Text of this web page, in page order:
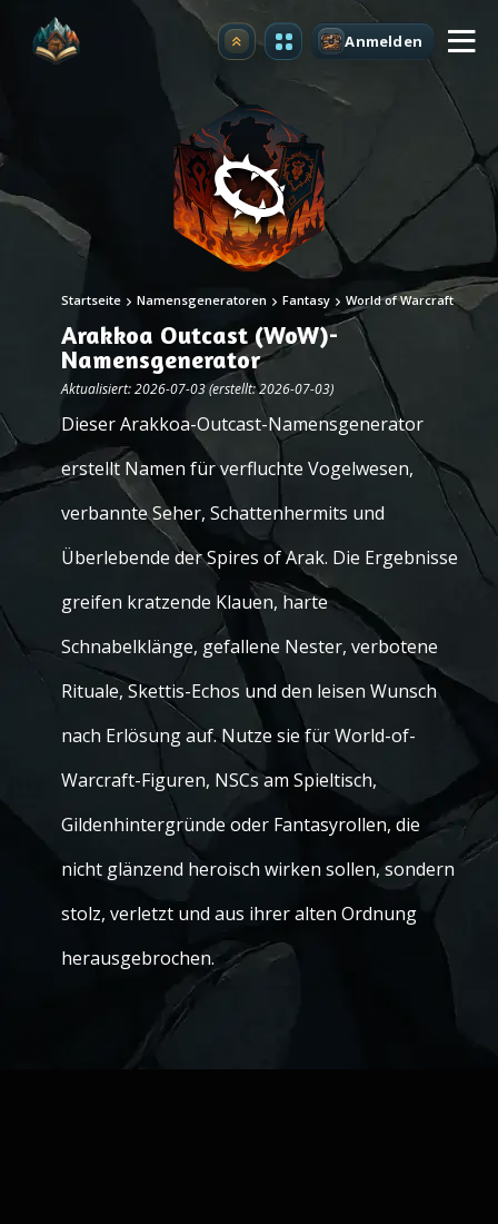
Upgrade Anmelden
Startseite Namensgeneratoren Fantasy World of Warcraft
Arakkoa Outcast (WoW)-
Namensgenerator
Aktualisiert: 2026-07-03 (erstellt: 2026-07-03)
Dieser Arakkoa-Outcast-Namensgenerator
erstellt Namen für verfluchte Vogelwesen,
verbannte Seher, Schattenhermits und
Überlebende der Spires of Arak. Die Ergebnisse
greifen kratzende Klauen, harte
Schnabelklänge, gefallene Nester, verbotene
Rituale, Skettis-Echos und den leisen Wunsch
nach Erlösung auf. Nutze sie für World-of-
Warcraft-Figuren, NSCs am Spieltisch,
Gildenhintergründe oder Fantasyrollen, die
nicht glänzend heroisch wirken sollen, sondern
stolz, verletzt und aus ihrer alten Ordnung
herausgebrochen.